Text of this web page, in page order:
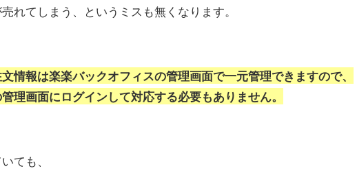
れてしまう、というミスも無くなります。
情報は楽楽バックオフィスの管理画面で一元管理できますので、
理画面にログインして対応する必要もありません。
ても、